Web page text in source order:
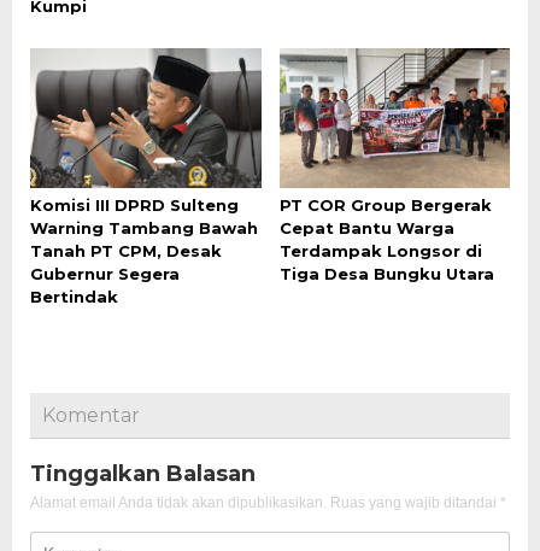
Kumpi
Komisi III DPRD Sulteng
Warning Tambang Bawah
Tanah PT CPM, Desak
Gubernur Segera
Bertindak
PT COR Group Bergerak
Cepat Bantu Warga
Terdampak Longsor di
Tiga Desa Bungku Utara
Komentar
Tinggalkan Balasan
Alamat email Anda tidak akan dipublikasikan. Ruas yang wajib ditandai *